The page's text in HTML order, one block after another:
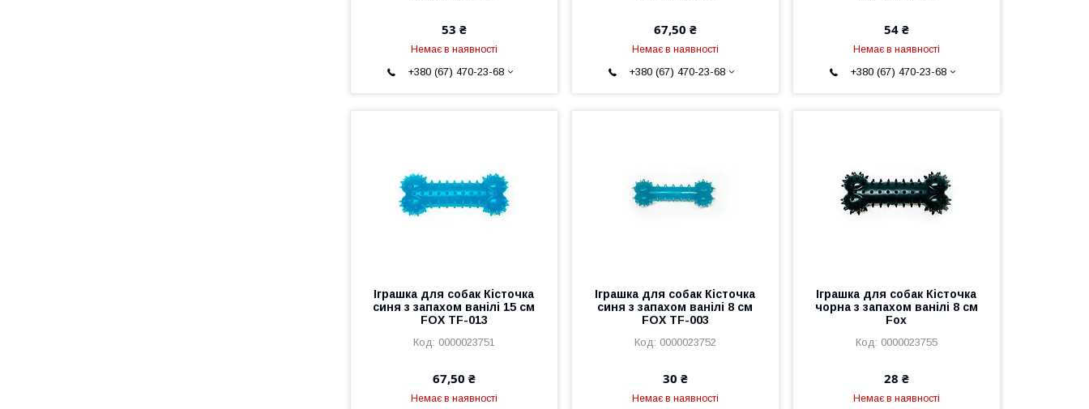
53 ₴
Немає в наявності
+380 (67) 470-23-68
67,50 ₴
Немає в наявності
+380 (67) 470-23-68
54 ₴
Немає в наявності
+380 (67) 470-23-68
Іграшка для собак Кісточка
синя з запахом ванілі 15 см
FOX TF-013
0000023751
67,50 ₴
Немає в наявності
Іграшка для собак Кісточка
синя з запахом ванілі 8 см
FOX TF-003
0000023752
30 ₴
Немає в наявності
Іграшка для собак Кісточка
чорна з запахом ванілі 8 см
Fох
0000023755
28 ₴
Немає в наявності